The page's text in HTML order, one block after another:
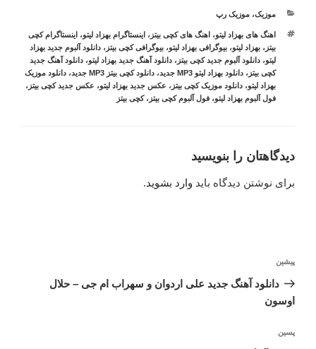
دسته‌ها
موزیک،موزیک رپ
برچسب‌ها
اهنگ های بهزاد لیتو، اهنگ های کچی بیتز ، اینستاگرام بهزاد لیتو، اینستاگرام کچی
بیتز ،بهزاد لیتو،بیوگرافی بهزاد لیتو،بیوگرافی کچی بیتز ،دانلود آلبوم جدید بهزاد
لیتو،دانلود آلبوم جدید کچی بیتز ،دانلود آهنگ جدید بهزاد لیتو،دانلود آهنگ جدید
کچی بیتز ،دانلود بهزاد لیتو MP3 جدید ،دانلود کچی بیتز MP3 جدید ،دانلود موزیک
بهزاد لیتو،دانلود موزیک کچی بیتز ، عکس جدید بهزاد لیتو، عکس جدید کچی بیتز ،
فول آلبوم بهزاد لیتو،فول آلبوم کچی بیتز ،کچی بیتز
دیدگاهتان را بنویسید
برای نوشتن دیدگاه باید وارد بشوید.
نوشته
قبلی
پیشین
دانلود آهنگ جدید علی اردوان و سهراب ام جی – حلال
اوسون
نوشته‌ٔ
پسین